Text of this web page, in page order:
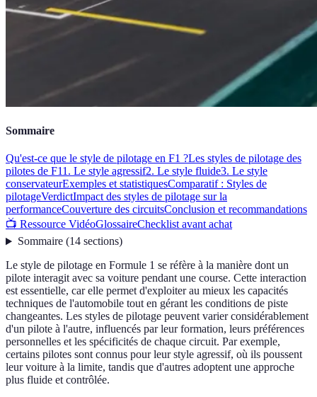
Sommaire
Qu'est-ce que le style de pilotage en F1 ?Les styles de pilotage des
pilotes de F11. Le style agressif2. Le style fluide3. Le style
conservateurExemples et statistiquesComparatif : Styles de
pilotageVerdictImpact des styles de pilotage sur la
performanceCouverture des circuitsConclusion et recommandations
📺 Ressource VidéoGlossaireChecklist avant achat
Sommaire(14 sections)
Le style de pilotage en Formule 1 se réfère à la manière dont un
pilote interagit avec sa voiture pendant une course. Cette interaction
est essentielle, car elle permet d'exploiter au mieux les capacités
techniques de l'automobile tout en gérant les conditions de piste
changeantes. Les styles de pilotage peuvent varier considérablement
d'un pilote à l'autre, influencés par leur formation, leurs préférences
personnelles et les spécificités de chaque circuit. Par exemple,
certains pilotes sont connus pour leur style agressif, où ils poussent
leur voiture à la limite, tandis que d'autres adoptent une approche
plus fluide et contrôlée.